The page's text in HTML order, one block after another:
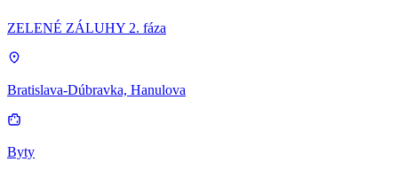
ZELENÉ ZÁLUHY 2. fáza
Bratislava-Dúbravka, Hanulova
Byty